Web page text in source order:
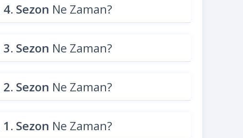
4. Sezon Ne Zaman?
3. Sezon Ne Zaman?
2. Sezon Ne Zaman?
1. Sezon Ne Zaman?